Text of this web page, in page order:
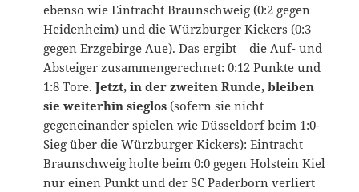
ebenso wie Eintracht Braunschweig (0:2 gegen
Heidenheim) und die Würzburger Kickers (0:3
gegen Erzgebirge Aue). Das ergibt – die Auf- und
Absteiger zusammengerechnet: 0:12 Punkte und
1:8 Tore.Jetzt, in der zweiten Runde, bleiben
sie weiterhin sieglos (sofern sie nicht
gegeneinander spielen wie Düsseldorf beim 1:0-
Sieg über die Würzburger Kickers): Eintracht
Braunschweig holte beim 0:0 gegen Holstein Kiel
nur einen Punkt und der SC Paderborn verliert